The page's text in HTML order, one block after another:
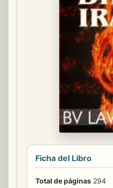
Ficha del Libro
Total de páginas 294